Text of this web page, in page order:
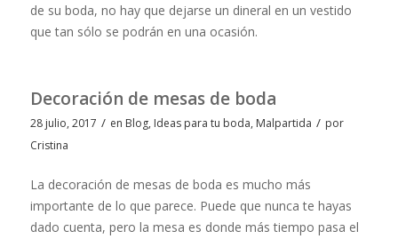
de su boda, no hay que dejarse un dineral en un vestido
que tan sólo se podrán en una ocasión.
Decoración de mesas de boda
28 julio, 2017 / en Blog, Ideas para tu boda, Malpartida / por
Cristina
La decoración de mesas de boda es mucho más
importante de lo que parece. Puede que nunca te hayas
dado cuenta, pero la mesa es donde más tiempo pasa el